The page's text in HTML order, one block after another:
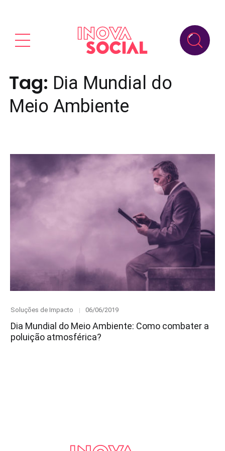
Tag: Dia Mundial do
Meio Ambiente
Category
Soluções de Impacto
Posted
06/06/2019
Dia Mundial do Meio Ambiente: Como combater a
poluição atmosférica?